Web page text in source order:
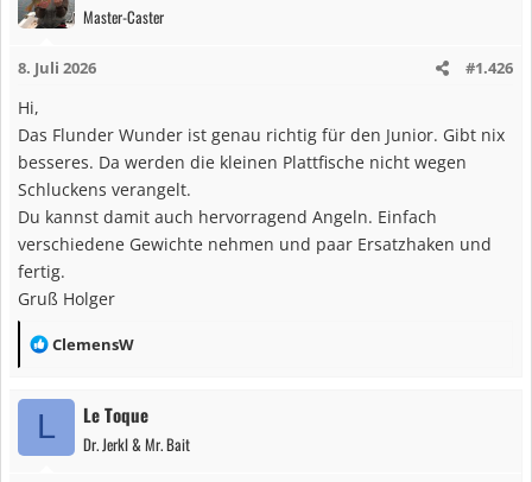
Master-Caster
8. Juli 2026 #1.426
Hi,
Das Flunder Wunder ist genau richtig für den Junior. Gibt nix
besseres. Da werden die kleinen Plattfische nicht wegen
Schluckens verangelt.
Du kannst damit auch hervorragend Angeln. Einfach
verschiedene Gewichte nehmen und paar Ersatzhaken und
fertig.
Gruß Holger
R
a
ClemensW
L Le Toque
Dr. Jerkl & Mr. Bait